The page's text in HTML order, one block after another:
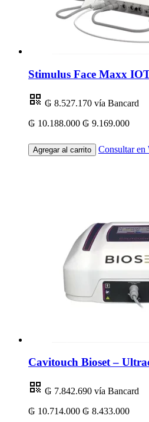
Stimulus Face Maxx
₲ 8.527.170 vía Bancard
₲ 10.188.000 ₲ 9.169.000
Agregar al carrito Consultar en
Cavitouch Bioset –
₲ 7.842.690 vía Bancard
₲ 10.714.000 ₲ 8.433.000